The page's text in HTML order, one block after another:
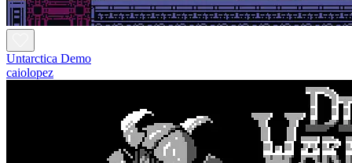
Untarctica Demo
caiolopez